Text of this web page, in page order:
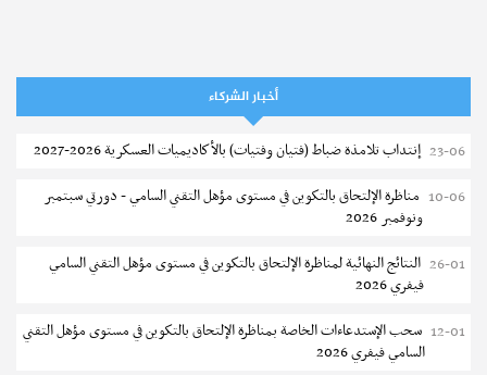
المعهد العالي للعلوم التطبيقية والتكنولوجيا بالقيروان : الترشح للماجستير
2026-2027
06-08 الترشح للماجستير بالمعهد العالي لمهن الموضة بالمنستير 2026-2027
تمديد آجال الترشح للماجستير بالمعهد العالي لعلوم و تقنيات المياه بقابس
أخبار الشركاء
23-06 إنتداب تلامذة ضباط (فتيان وفتيات) بالأكاديميات العسكرية 2026-2027
10-06 مناظرة الإلتحاق بالتكوين في مستوى مؤهل التقني السامي - دورتي سبتمبر
ونوفمبر 2026
26-01 النتائج النهائية لمناظرة الإلتحاق بالتكوين في مستوى مؤهل التقني السامي
فيفري 2026
12-01 سحب الإستدعاءات الخاصة بمناظرة الإلتحاق بالتكوين في مستوى مؤهل التقني
السامي فيفري 2026